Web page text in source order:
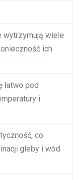
wytrzymują wiele
ich
łatwo pod
i
co
gleby i wód